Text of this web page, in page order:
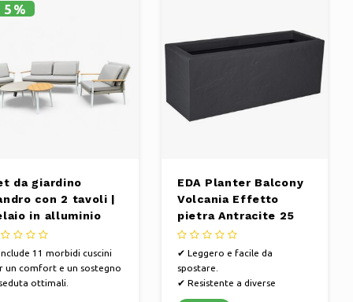
da giardino
con 2 tavoli |
in alluminio
11 morbidi cuscini
un comfort e un sostegno
ottimali.
EDA Planter Balcony
Volcania Effetto
pietra Antracite 25
litri - 59 x 19,5 x 22,8
cm
✔ Leggero e facile da
spostare.
✔ Resistente a diverse
condizioni atmosferiche.